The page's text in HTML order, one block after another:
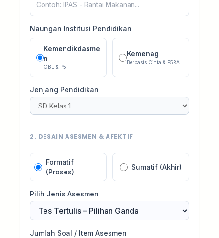
Naungan Institusi Pendidikan
Kemendikdasme
n
OBE & P5
Kemenag
Berbasis Cinta & P5RA
Jenjang Pendidikan
2. DESAIN ASESMEN & AFEKTIF
Formatif
(Proses)
Sumatif (Akhir)
Pilih Jenis Asesmen
Jumlah Soal / Item Asesmen